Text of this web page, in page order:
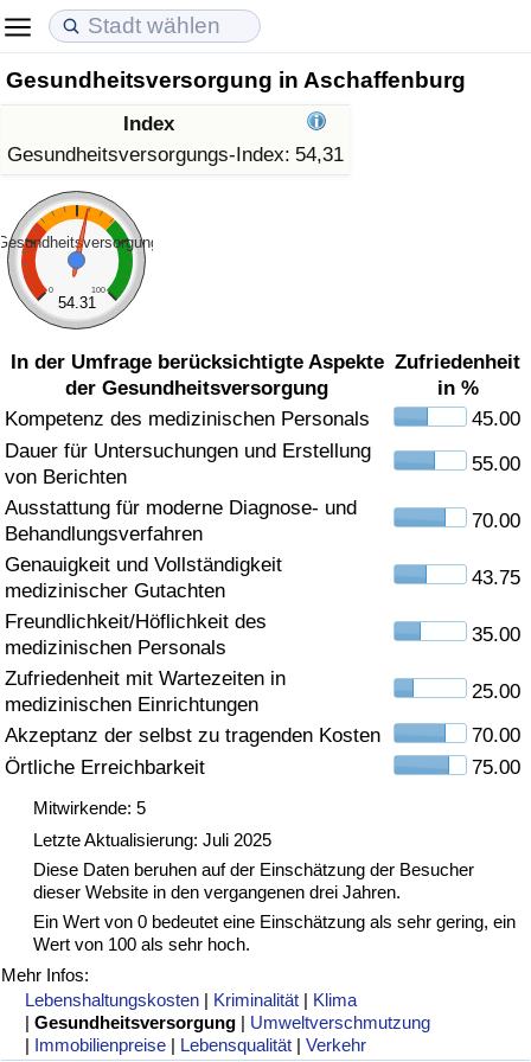
Gesundheitsversorgung in Aschaffenburg
Index
Gesundheitsversorgungs-Index: 54,31
0 100
54.31
In der Umfrage berücksichtigte Aspekte
der Gesundheitsversorgung
Zufriedenheit
in %
Kompetenz des medizinischen Personals
45.00
Dauer für Untersuchungen und Erstellung
von Berichten
55.00
Ausstattung für moderne Diagnose- und
Behandlungsverfahren
70.00
Genauigkeit und Vollständigkeit
medizinischer Gutachten
43.75
Freundlichkeit/Höflichkeit des
medizinischen Personals
35.00
Zufriedenheit mit Wartezeiten in
medizinischen Einrichtungen
25.00
Akzeptanz der selbst zu tragenden Kosten
70.00
Örtliche Erreichbarkeit
75.00
Mitwirkende: 5
Letzte Aktualisierung: Juli 2025
Diese Daten beruhen auf der Einschätzung der Besucher
dieser Website in den vergangenen drei Jahren.
Ein Wert von 0 bedeutet eine Einschätzung als sehr gering, ein
Wert von 100 als sehr hoch.
Mehr Infos:
Lebenshaltungskosten | Kriminalität | Klima
|Gesundheitsversorgung | Umweltverschmutzung
| Immobilienpreise | Lebensqualität |Verkehr
Lebenshaltungskosten
Lebenshaltungskosten-Index (aktuell)
Lebenshaltungskosten-Index
Lebenshaltungskosten-Index nach Land
in Akaba
Immobilienpreise
Immobilienpreis-Index (aktuell)
Immobilienpreis-Index
Immobilienpreis-Index nach Land
Lebensqualität
Lebensqualität-Index
Lebensqualität-Index (aktuell)
Lebensqualitätsindex nach Land
Kriminalität
Kriminalitäts-Index (aktuell)
Kriminalitäts-Index
Kriminalitätsindex nach Land
Gesundheitsversorgung
Gesundheitsversorgungs-Index (aktuell)
Gesundheitsversorgungs-Index
Gesundheitsversorgungs-Index nach Land
Umweltverschmutzung
Umweltverschmutzungs-Index (aktuell)
Verschmutzungsindex
Umweltverschmutzungs-Index nach Land
Verkehr